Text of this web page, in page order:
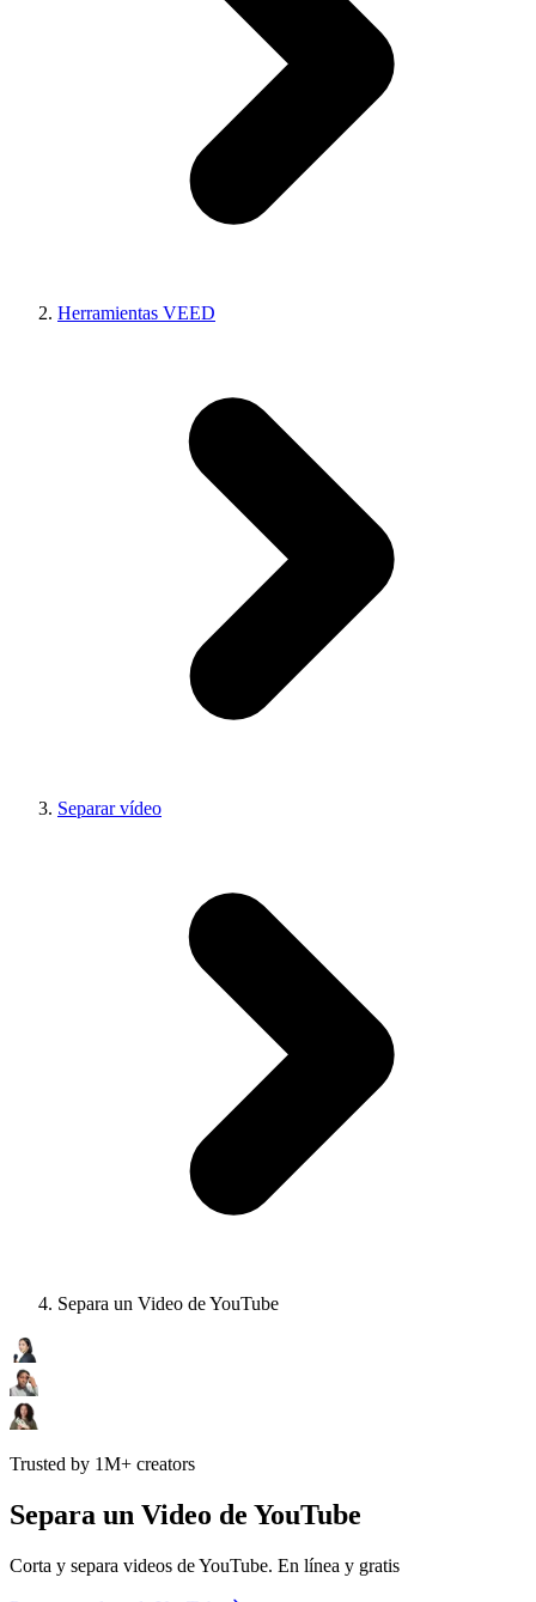
Herramientas VEED
Separar vídeo
Separa un Video de YouTube
Trusted by 1M+ creators
Separa un Video de YouTube
Corta y separa videos de YouTube. En línea y gratis